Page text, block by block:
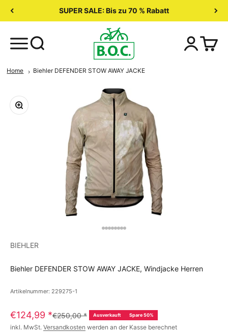
SUPER SALE: Bis zu 70 % Rabatt
Home Biehler DEFENDER STOW AWAY JACKE
BIEHLER
Biehler DEFENDER STOW AWAY JACKE, Windjacke Herren
Artikelnummer: 229275-1
€124,99 *€250,00* Ausverkauft Spare 50%
inkl. MwSt. Versandkosten werden an der Kasse berechnet